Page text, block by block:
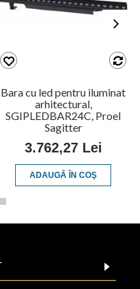
Bara cu led pentru iluminat
arhitectural,
SGIPLEDBAR24C, Proel
Sagitter
3.762,27 Lei
ADAUGĂ ÎN COŞ